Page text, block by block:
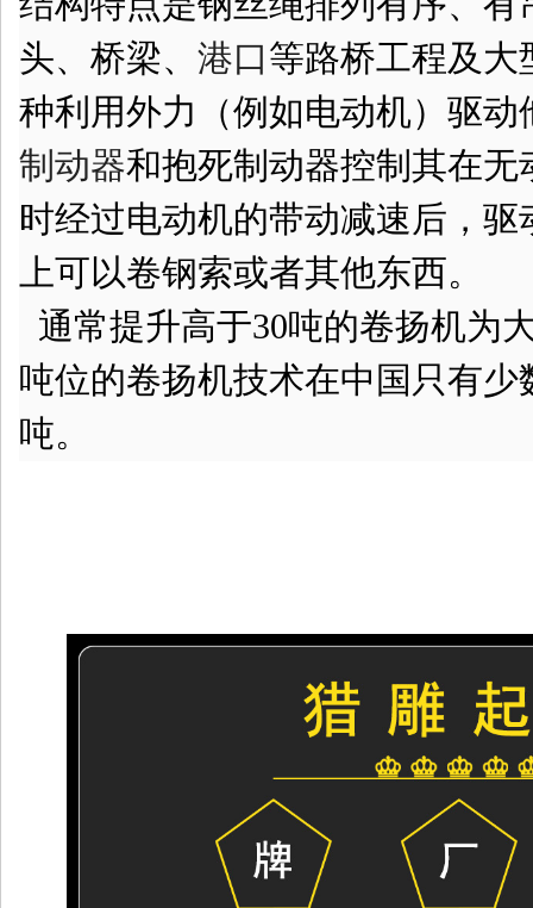
头、桥梁、 港口等路桥工程及大
种利用外力（例如电动机）驱
制动器和抱死制动器控制其在
时经过电动机的带动减速后，
上可以卷钢索或者其他东西。
通常提升高于30吨的卷扬机为
吨位的卷扬机技术在中国 只有少
吨。